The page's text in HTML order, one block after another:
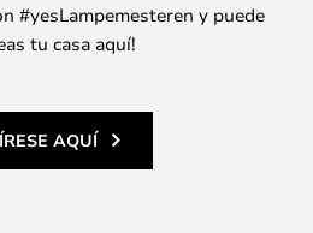
#yesLampemesteren y puede
tu casa aquí!
AQUÍ